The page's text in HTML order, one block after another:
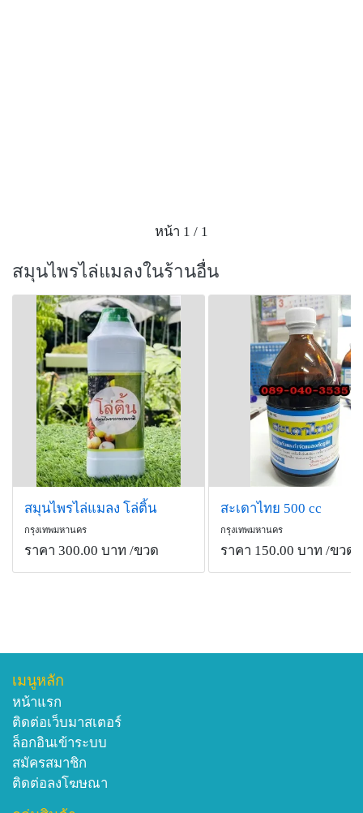
หน้า 1 / 1
สมุนไพรไล่แมลงในร้านอื่น
สมุนไพรไล่แมลง โล่ติ้น
กรุงเทพมหานคร
ราคา 300.00 บาท /ขวด
สะเดาไทย 500 cc
กรุงเทพมหานคร
ราคา 150.00 บาท /ขวด
เมนูหลัก
หน้าแรก
ติดต่อเว็บมาสเตอร์
ล็อกอินเข้าระบบ
สมัครสมาชิก
ติดต่อลงโฆษณา